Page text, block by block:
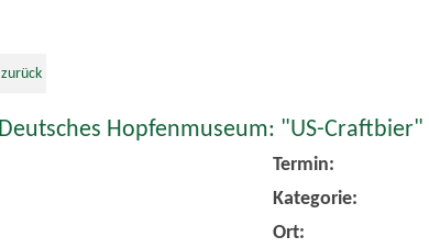
zurück
Deutsches Hopfenmuseum: "US-Craftbier"
Termin:
Kategorie:
Ort: